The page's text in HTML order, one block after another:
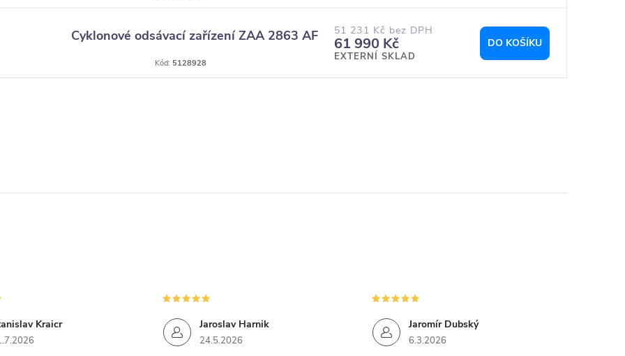
Cyklonové odsávací zařízení ZAA 2863 AF 51 231 Kč bez DPH
61 990 Kč
EXTERNÍ SKLAD
DO KOŠÍKU
Kód: 5128928
Kraicr Jaroslav Harnik
24.5.2026
Jaromír Dubský
6.3.2026